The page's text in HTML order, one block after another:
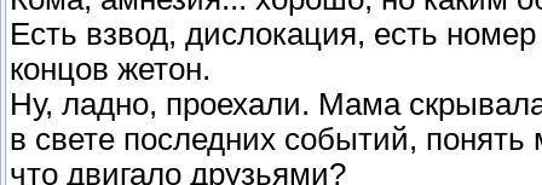
Есть взвод, дислокация, есть
концов жетон.
Ну, ладно, проехали. Мама
в свете последних событий, понять
что двигало друзьями?